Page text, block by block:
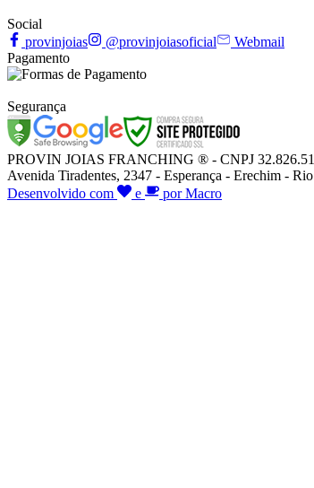
Social
provinjoias
@provinjoiasoficial
Webmail
Pagamento
Segurança
PROVIN JOIAS FRANCHING ® - CNPJ
Avenida Tiradentes, 2347 - Esperança - Erechim -
Desenvolvido com
e por Macro